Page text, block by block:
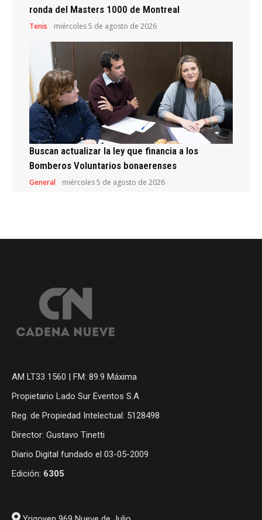
ronda del Masters 1000 de Montreal
Tenis miércoles 5 de agosto de 2026
Buscan actualizar la ley que financia a los
Bomberos Voluntarios bonaerenses
General miércoles 5 de agosto de 2026
AM LT33 1560 | FM: 89.9 Máxima
Propietario Lado Sur Eventos S.A
Reg. de Propiedad Intelectual: 5128498
Director: Gustavo Tinetti
Diario Digital fundado el 03-05-2009
Edición: 6305